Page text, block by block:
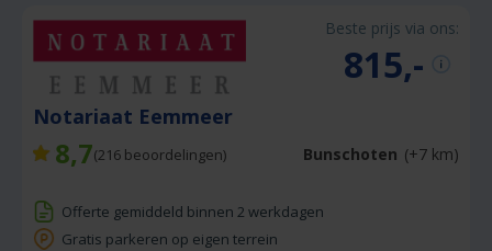
Beste prijs via ons:
815,-
Notariaat Eemmeer
8,7(216 beoordelingen) Bunschoten (+7 km)
Offerte gemiddeld binnen 2 werkdagen
Gratis parkeren op eigen terrein